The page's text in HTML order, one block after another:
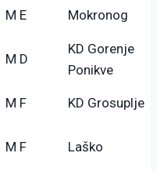
M E Mokronog
M D
KD Gorenje
Ponikve
M F KD Grosuplje
M F Laško